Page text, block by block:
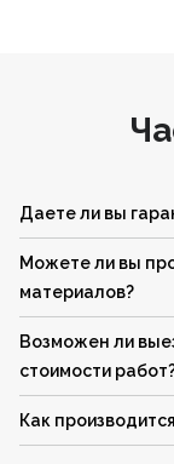
Даете ли вы
Можете ли вы
материалов?
Возможен ли
стоимости
Как